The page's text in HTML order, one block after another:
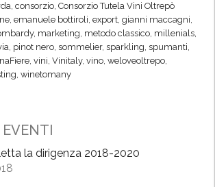
, consorzio, Consorzio Tutela Vini Oltrepò
, emanuele bottiroli, export, gianni maccagni,
, marketing, metodo classico, millenials,
, pinot nero, sommelier, sparkling, spumanti,
, vini, Vinitaly, vino, weloveoltrepo,
, winetomany
la dirigenza 2018-2020